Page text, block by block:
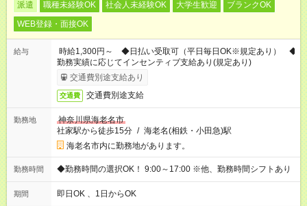
派遣 職種未経験OK 社会人未経験OK 大学生歓迎
ブランクOK
WEB登録・面接OK
給与
時給1,300円～ ◆日払い受取可（平日毎日OK※規定あり） ◆
勤務実績に応じてインセンティブ支給あり(規定あり)
交通費別途支給あり
交通費 交通費別途支給
勤務地
神奈川県海老名市
社家駅から徒歩15分 / 海老名(相鉄・小田急)駅
海老名市内に勤務地があります。
勤務時間 ◆勤務時間の選択OK！ 9:00～17:00 ※他、勤務時間シフトあり
期間 即日OK 、1日からOK